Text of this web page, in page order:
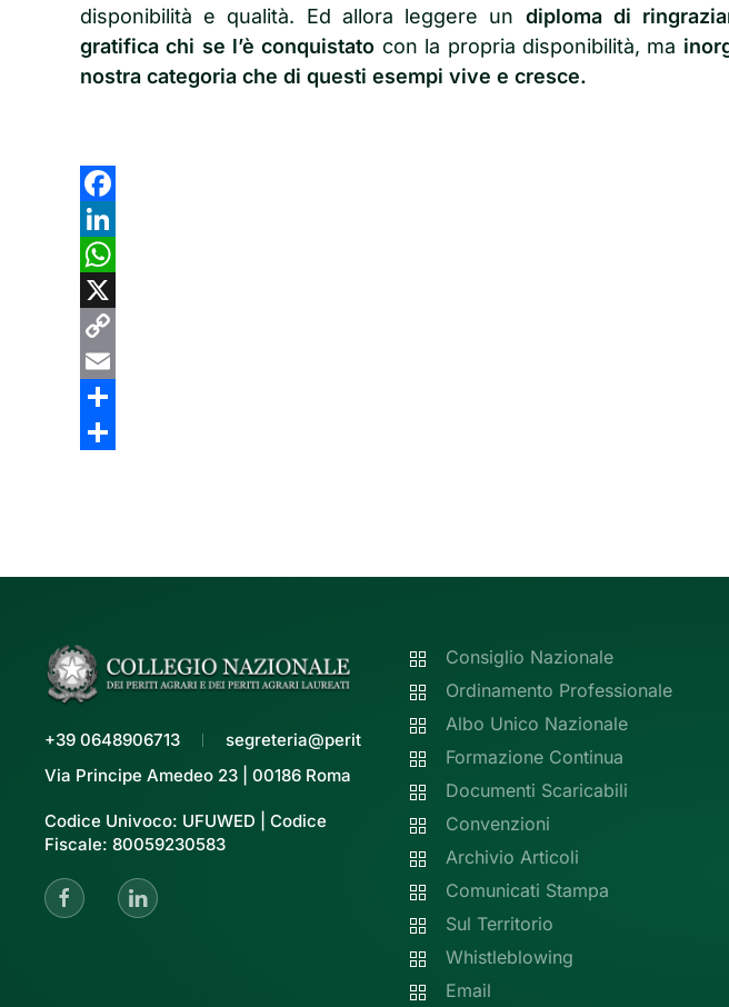
disponibilità e qualità. Ed allora leggere un diploma di
gratifica chi se l’è conquistato con la propria disponibilità, ma
nostra categoria che di questi esempi vive e cresce.
Facebook
LinkedIn
WhatsApp
X
Copy
Link
Email
Share
+39 0648906713
segreteria@peritiagrari.it
Via Principe Amedeo 23 | 00186 Roma
Codice Univoco: UFUWED | Codice
Fiscale: 80059230583
Consiglio Nazionale
Ordinamento Professionale
Albo Unico Nazionale
Formazione Continua
Documenti Scaricabili
Convenzioni
Archivio Articoli
Comunicati Stampa
Sul Territorio
Whistleblowing
Email